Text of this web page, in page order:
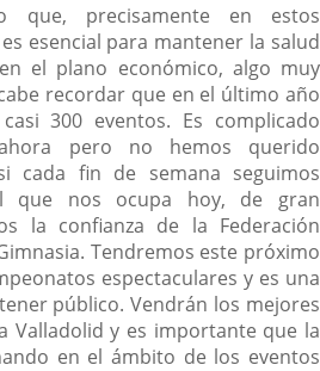
que, precisamente en estos
esencial para mantener la salud
el plano económico, algo muy
recordar que en el último año
300 eventos. Es complicado
pero no hemos querido
cada fin de semana seguimos
que nos ocupa hoy, de gran
la confianza de la Federación
Tendremos este próximo
espectaculares y es una
público. Vendrán los mejores
Valladolid y es importante que la
en el ámbito de los eventos